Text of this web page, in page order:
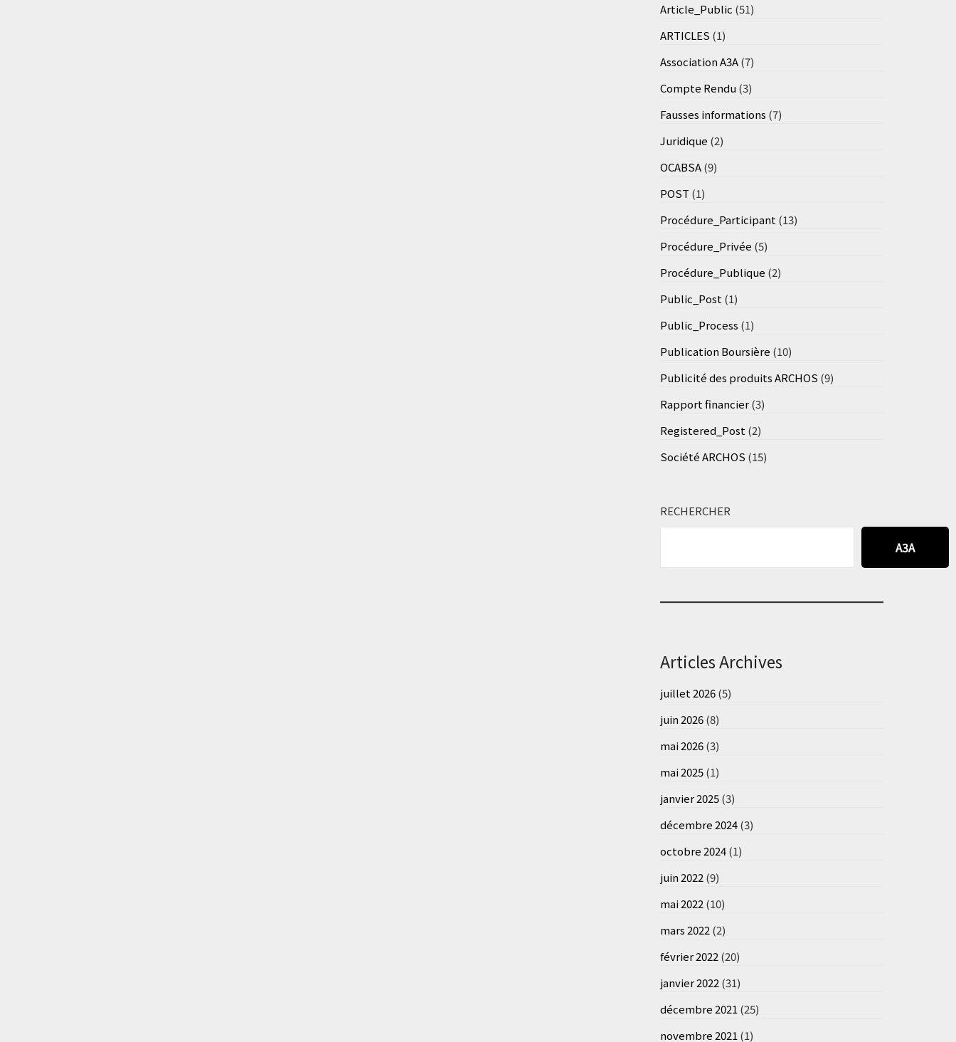
Article_Public (51)
ARTICLES (1)
Association A3A(7)
Compte Rendu (3)
Fausses informations (7)
Juridique (2)
OCABSA(9)
POST (1)
Procédure_Participant (13)
Procédure_Privée (5)
Procédure_Publique (2)
Public_Post (1)
Public_Process (1)
Publication Boursière (10)
Publicité des produits ARCHOS (9)
Rapport financier(3)
Registered_Post (2)
Société ARCHOS (15)
RECHERCHER
A3A
Articles Archives
juillet 2026(5)
juin 2026(8)
mai 2026(3)
mai 2025(1)
janvier 2025(3)
décembre 2024(3)
octobre 2024(1)
juin 2022(9)
mai 2022(10)
mars 2022(2)
février 2022(20)
janvier 2022(31)
décembre 2021 (25)
novembre 2021 (1)